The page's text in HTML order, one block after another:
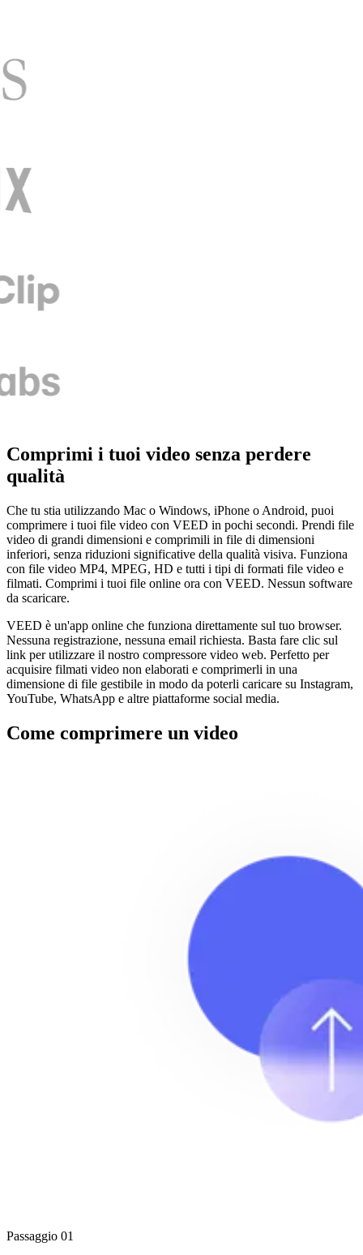
Comprimi i tuoi video senza perdere
qualità
Che tu stia utilizzando Mac o Windows, iPhone o Android, puoi
comprimere i tuoi file video con VEED in pochi secondi. Prendi file
video di grandi dimensioni e comprimili in file di dimensioni
inferiori, senza riduzioni significative della qualità visiva. Funziona
con file video MP4, MPEG, HD e tutti i tipi di formati file video e
filmati. Comprimi i tuoi file online ora con VEED. Nessun software
da scaricare.
VEED è un'app online che funziona direttamente sul tuo browser.
Nessuna registrazione, nessuna email richiesta. Basta fare clic sul
link per utilizzare il nostro compressore video web. Perfetto per
acquisire filmati video non elaborati e comprimerli in una
dimensione di file gestibile in modo da poterli caricare su Instagram,
YouTube, WhatsApp e altre piattaforme social media.
Come comprimere un video
Passaggio 01